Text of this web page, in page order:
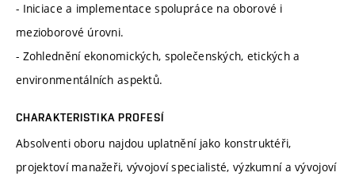
- Iniciace a implementace spolupráce na oborové i
mezioborové úrovni.
- Zohlednění ekonomických, společenských, etických a
environmentálních aspektů.
CHARAKTERISTIKA PROFESÍ
Absolventi oboru najdou uplatnění jako konstruktéři,
projektoví manažeři, vývojoví specialisté, výzkumní a vývojoví